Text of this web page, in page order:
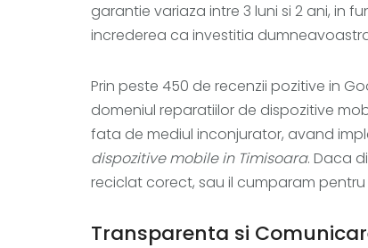
garantie variaza intre 3 luni si 2 ani, in
increderea ca investitia
Prin peste 450 de recenzii pozitive in
domeniul reparatiilor de dispozitive
fata de mediul inconjurator, avand
dispozitive mobile in Timisoara. Daca
reciclat corect, sau il cumparam
Transparenta si